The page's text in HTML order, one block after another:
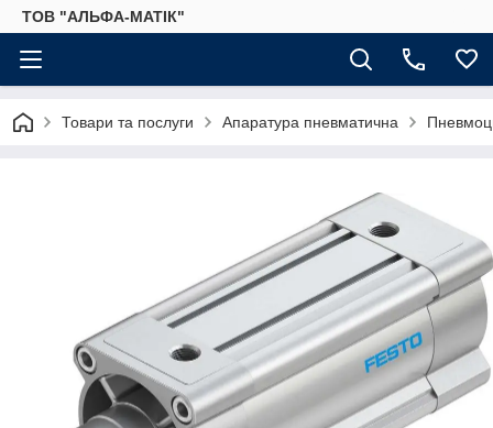
ТОВ "АЛЬФА-МАТІК"
Товари та послуги Апаратура пневматична